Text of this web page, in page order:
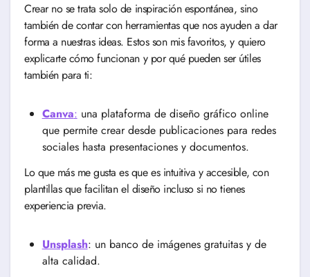
Crear no se trata solo de inspiración espontánea, sino
también de contar con herramientas que nos ayuden a dar
forma a nuestras ideas. Estos son mis favoritos, y quiero
explicarte cómo funcionan y por qué pueden ser útiles
también para ti:
Canva: una plataforma de diseño gráfico online
que permite crear desde publicaciones para redes
sociales hasta presentaciones y documentos.
Lo que más me gusta es que es intuitiva y accesible, con
plantillas que facilitan el diseño incluso si no tienes
experiencia previa.
Unsplash: un banco de imágenes gratuitas y de
alta calidad.